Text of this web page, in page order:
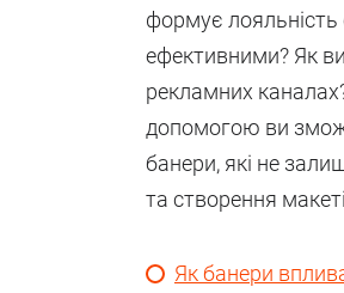
формує лояльність
ефективними? Як
рекламних
допомогою ви
банери, які не
та створення
Як банери